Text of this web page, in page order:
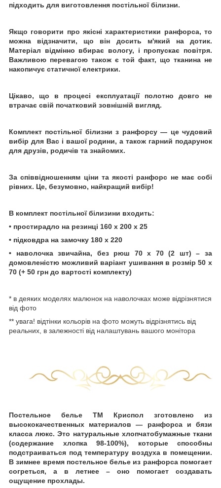
підходить для виготовлення постільної білизни.
Якщо говорити про якісні характеристики ранфорса, то
можна відзначити, що він досить м'який на дотик.
Матеріал відмінно вбирає вологу, і пропускає повітря.
Важливою перевагою також є той факт, що тканина не
накопичує статичної електрики.
Цікаво, що в процесі експлуатації полотно довго не
втрачає свій початковий зовнішній вигляд.
Комплект постільної білизни з ранфорсу ― це чудовий
вибір для Вас і вашої родини, а також гарний подарунок
для друзів, родичів та знайомих.
За співвідношенням ціни та якості ранфорс не має собі
рівних. Це, безумовно, найкращий вибір!
В комплект постільної білизини входить:
• простирадло на резинці 160 х 200 х 25
• підковдра на замочку 180 х 220
• наволочка звичайна, без рюш 70 х 70 (2 шт) – за
домовленістю можливий варіант ушивання в розмір 50 х
70 (+ 50 грн до вартості комплекту)
* в деяких моделях малюнок на наволочках може відрізнятися
від фото
** увага! відтінки кольорів на фото можуть відрізнятись від
реальних, в залежності від налаштувань вашого монітора
Постельное белье ТМ Криспол зготовлено
из
высококачественных материалов ― ранфорса
и бязи
класса люкс. Это натуральные хлопчатобумажные ткани
(содержание хлопка 98-100%), которые способны
подстраиваться под температуру воздуха в помещении.
В зимнее время постельное белье из ранфорса помогает
согреться, а в летнее
– оно
помогает создавать
ощущение прохлады.